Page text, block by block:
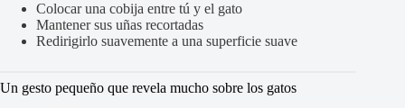
Colocar una cobija entre tú y el gato
Mantener sus uñas recortadas
Redirigirlo suavemente a una superficie suave
Un gesto pequeño que revela mucho sobre los gatos